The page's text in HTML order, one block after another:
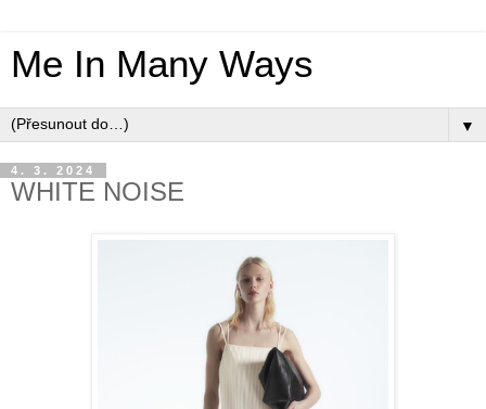
Me In Many Ways
▼
4. 3. 2024
WHITE NOISE